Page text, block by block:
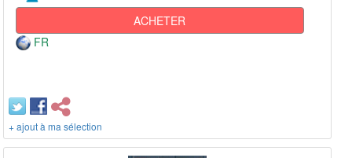
ACHETER
FR
+ ajout à ma sélection